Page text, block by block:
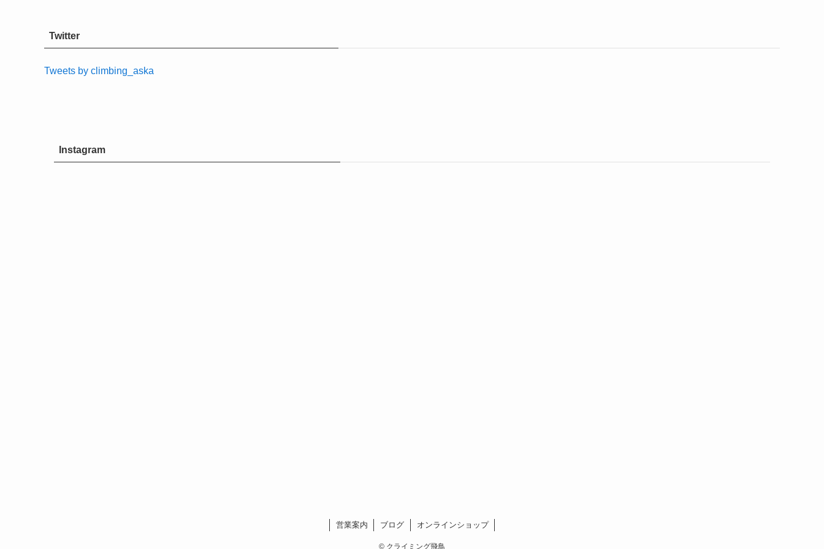
Twitter
Tweets by climbing_aska
Instagram
営業案内 ブログ オンラインショップ
© クライミング飛鳥